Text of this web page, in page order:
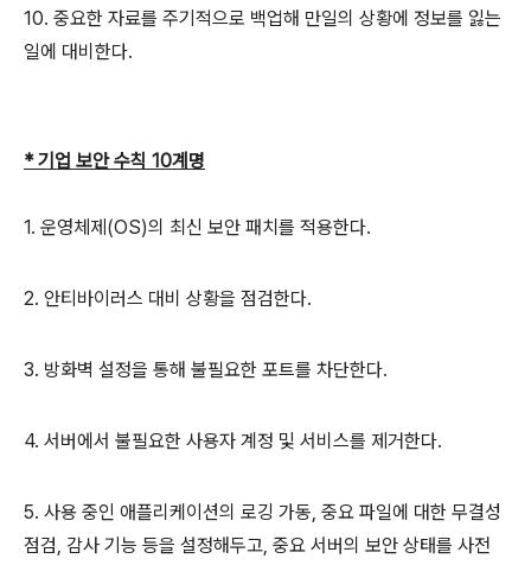
10. 중요한 자료를 주기적으로 백업해 만일의 상황에 정보를 잃는
일에 대비한다.
* 기업 보안 수칙 10계명
1. 운영체제(OS)의 최신 보안 패치를 적용한다.
2. 안티바이러스 대비 상황을 점검한다.
3. 방화벽 설정을 통해 불필요한 포트를 차단한다.
4. 서버에서 불필요한 사용자 계정 및 서비스를 제거한다.
5. 사용 중인 애플리케이션의 로깅 가동, 중요 파일에 대한 무결성
점검, 감사 기능 등을 설정해두고, 중요 서버의 보안 상태를 사전